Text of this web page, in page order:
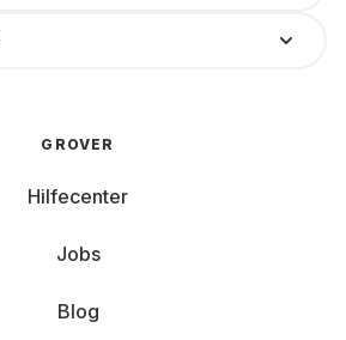
GROVER
Hilfecenter
Jobs
Blog